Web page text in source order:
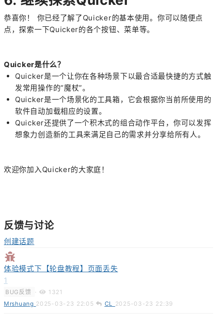
恭喜你！ 你已经了解了Quicker的基本使用。你可以随便点
点，探索一下Quicker的各个按钮、菜单等。
Quicker是什么？
Quicker是一个让你在各种场景下以最合适最快捷的方式触
发常用操作的“魔杖”。
Quicker是一个场景化的工具箱，它会根据你当前所使用的
软件自动加载相应的设置。
Quicker还提供了一个积木式的组合动作平台，你可以发挥
想象力创造新的工具来满足自己的需求并分享给所有人。
欢迎你加入Quicker的大家庭！
反馈与讨论
创建话题
体验模式下【轮盘教程】页面丢失
1
BUG反馈 ·
1321
Mrshuang 2025-03-23 22:05 CL 2025-03-23 22:39